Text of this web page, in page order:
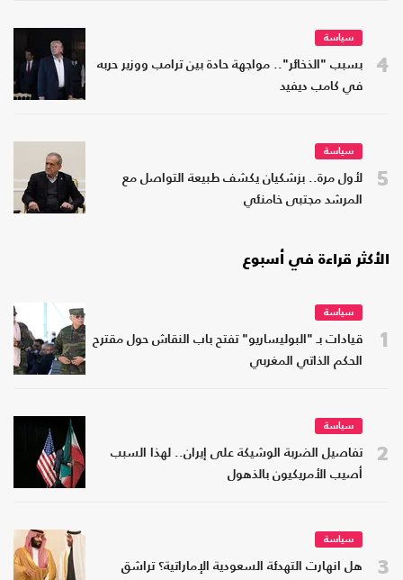
4
سياسة
بسبب "الذخائر".. مواجهة حادة بين ترامب ووزير حربه
في كامب ديفيد
5
سياسة
لأول مرة.. بزشكيان يكشف طبيعة التواصل مع
المرشد مجتبى خامنئي
الأكثر قراءة في أسبوع
1
سياسة
قيادات بـ "البوليساريو" تفتح باب النقاش حول مقترح
الحكم الذاتي المغربي
2
سياسة
تفاصيل الضربة الوشيكة على إيران.. لهذا السبب
أصيب الأمريكيون بالذهول
3
سياسة
هل انهارت التهدئة السعودية الإماراتية؟ تراشق